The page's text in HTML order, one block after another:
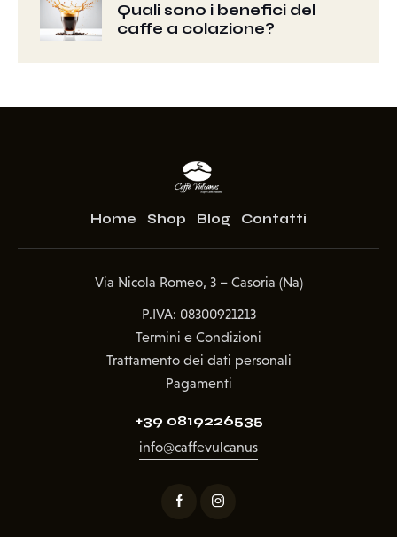
Quali sono i benefici del
caffe a colazione?
Home Shop Blog Contatti
Via Nicola Romeo, 3 – Casoria (Na)
P.IVA: 08300921213
Termini e Condizioni
Trattamento dei dati personali
Pagamenti
+39 0819226535
info@caffevulcanus